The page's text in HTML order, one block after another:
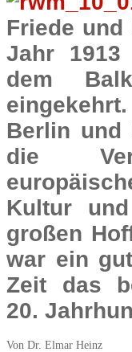
Friede
Jahr 1913
dem
Berlin und
die
Kultur
großen
war ein
Zeit das
20.
Von Dr. Elmar Heinz